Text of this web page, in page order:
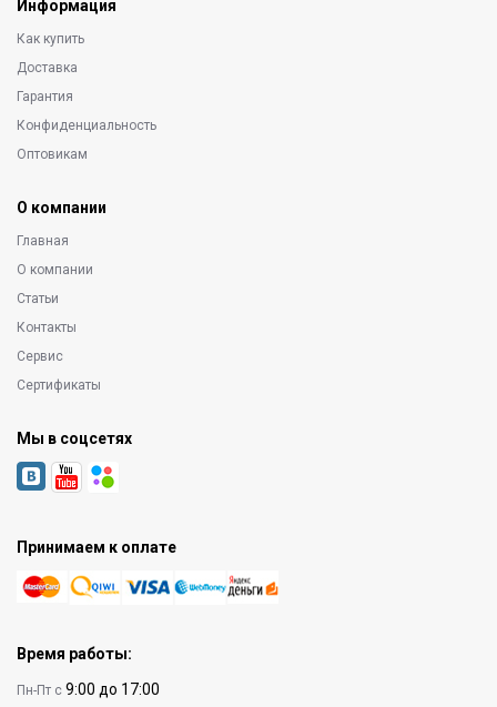
Информация
Как купить
Доставка
Гарантия
Конфиденциальность
Оптовикам
О компании
Главная
О компании
Статьи
Контакты
Сервис
Сертификаты
Мы в соцсетях
Принимаем к оплате
Время работы:
Пн-Пт с 9:00 до 17:00